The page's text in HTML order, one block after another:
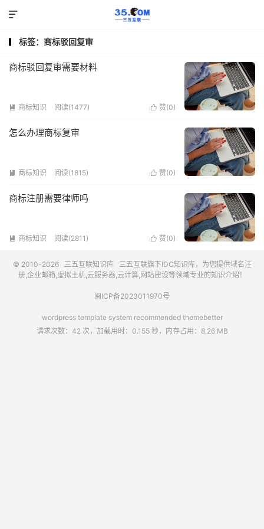

标签：商标驳回复审
商标驳回复审需要材料
 商标知识 阅读(1477)  赞(0)
怎么办理商标复审
 商标知识 阅读(1815)  赞(0)
商标注册需要律师吗
 商标知识 阅读(2811)  赞(0)
© 2010-2026 三五互联知识库 三五互联旗下IDC知识库，为您提供域名注
册,企业邮箱,虚拟主机,云服务器,云计算,网站建设等领域专业的知识介绍！
闽ICP备2023011970号
wordpress template system recommended themebetter
请求次数：42 次，加载用时：0.155 秒，内存占用：8.26 MB